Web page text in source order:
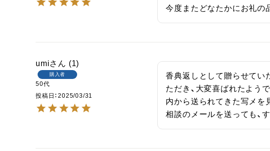
今度またどなたかにお礼の
umi 1
購入者
50代
投稿日
2025/03/31
香典返しとして贈らせてい
ただき、大変喜ばれたよう
内から送られてきた写メを
相談のメールを送っても、